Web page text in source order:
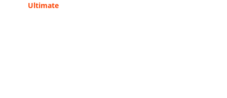
Ultimate